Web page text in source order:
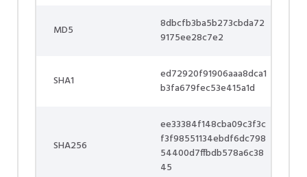
MD5
8dbcfb3ba5b273cbda72
9175ee28c7e2
SHA1
ed72920f91906aaa8dca1
b3fa679fec53e415a1d
SHA256
ee33384f148cba09c3f3c
f3f98551134ebdf6dc798
54400d7ffbdb578a6c38
45